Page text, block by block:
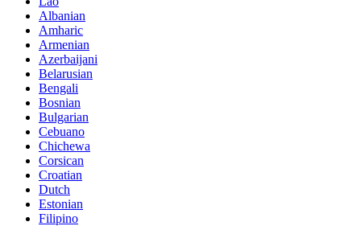
Albanian
Amharic
Armenian
Azerbaijani
Belarusian
Bengali
Bosnian
Bulgarian
Cebuano
Chichewa
Corsican
Croatian
Dutch
Estonian
Filipino